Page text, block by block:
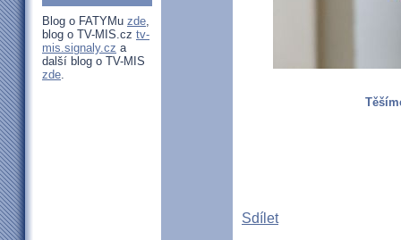
Blog o FATYMu zde,
blog o TV-MIS.cz tv-
mis.signaly.cz a
další blog o TV-MIS
zde.
Sdílet